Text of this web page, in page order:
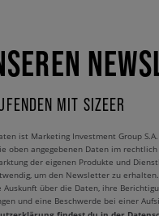
MIT SIZEER
ist Marketing Investment Group
oben angegebenen Daten im
der eigenen Produkte und
um den Newsletter zu
über die Daten, ihre
und eine Beschwerde bei einer